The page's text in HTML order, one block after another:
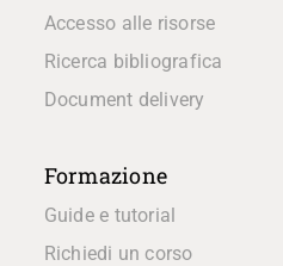
Accesso alle risorse
Ricerca bibliografica
Document delivery
Formazione
Guide e tutorial
Richiedi un corso